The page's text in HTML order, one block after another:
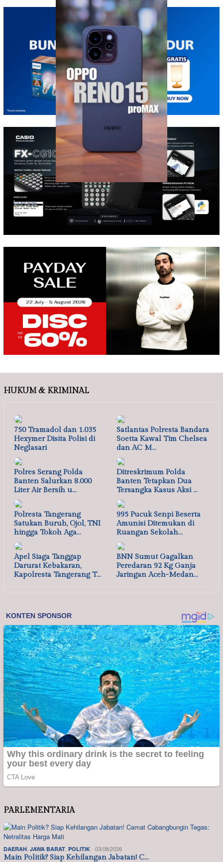
HUKUM & KRIMINAL
750 Tramadol dan 1.035
Hexymer Disita Polisi di
Neglasari
Satlantas Polresta Bandara
Soetta Kawal Tim Chelsea
dan AC M…
Polres Serang Polda
Banten Salurkan 8.000
Liter Air Bersih u…
Ditreskrimum Polda
Banten Tetapkan Dua
Tersangka Kasus Aksi …
Polresta Tangerang
Satukan Buruh, Ojol, TNI
hingga Tokoh Aga…
995 Pucuk Senpi Beserta
Amunisi Ditemukan di
Ruangan Sekolah…
Apel Siaga Tanggap
Darurat Kebakaran,
Kapolresta Tangerang T…
BNN Sumut Gagalkan
Peredaran 92 Kg Ganja
Jaringan Aceh-Medan…
PARLEMENTARIA
DAERAH JAWA BARAT POLITIK 03/08/2026
Main Politik? Siap Kehilangan Jabatan! C…